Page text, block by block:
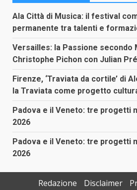
Ala Città di Musica: il festival
permanente tra talenti e
Versailles: la Passione secondo
Christophe Pichon con Julian
Firenze, ‘Traviata da cortile’ di
la Traviata come progetto
Padova e il Veneto: tre progetti
2026
Padova e il Veneto: tre progetti
2026
Redazione Disclaimer